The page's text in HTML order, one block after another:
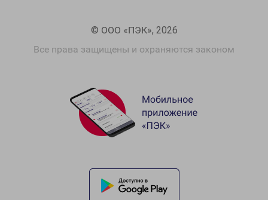
© ООО «ПЭК», 2026
Все права защищены и охраняются законом